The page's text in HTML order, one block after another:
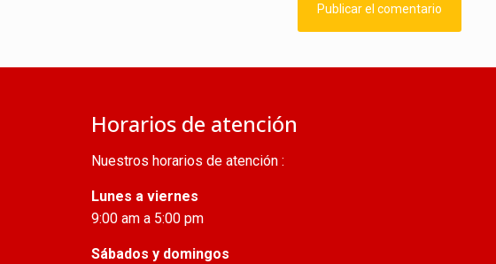
Horarios de atención
Nuestros horarios de atención :
Lunes a viernes
9:00 am a 5:00 pm
Sábados y domingos